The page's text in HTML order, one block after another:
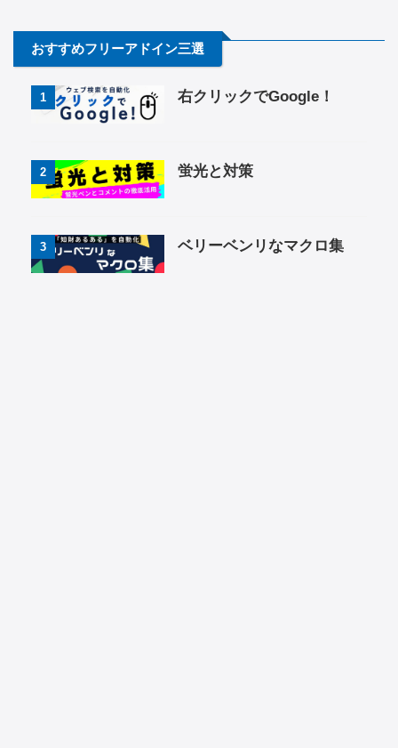
おすすめフリーアドイン三選
1 右クリックでGoogle！
2 蛍光と対策
3 ベリーベンリなマクロ集